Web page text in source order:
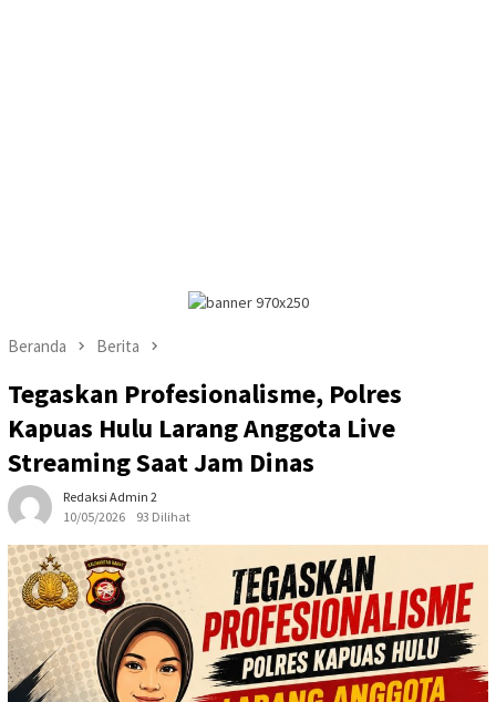
Beranda Berita
Tegaskan Profesionalisme, Polres
Kapuas Hulu Larang Anggota Live
Streaming Saat Jam Dinas
Redaksi Admin 2
10/05/2026
93 Dilihat